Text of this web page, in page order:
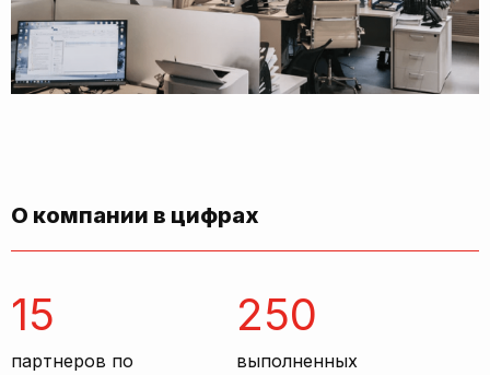
О компании в цифрах
15
партнеров по
250
выполненных